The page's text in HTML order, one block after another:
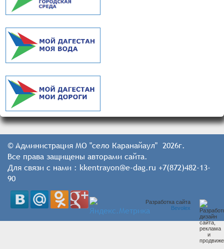
© Администрация МО "село Каранайаул" 2026г.
Все права защищены авторами сайта.
Для связи с нами : kkentrayon@e-dag.ru +7(872)482-13-
90
Разработка сайта
Bevolex